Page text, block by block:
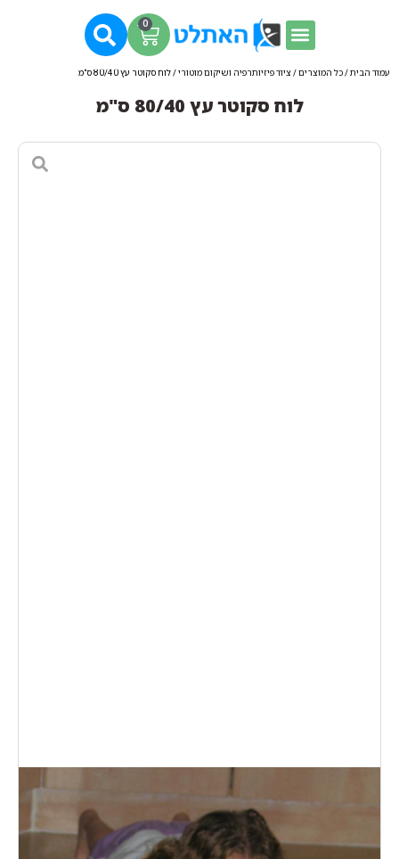
0
עמוד הבית/כל המוצרים/ ציוד פיזיותרפיה ושיקום מוטורי/ לוח סקוטר עץ 80/40 ס"מ
לוח סקוטר עץ 80/40 ס"מ